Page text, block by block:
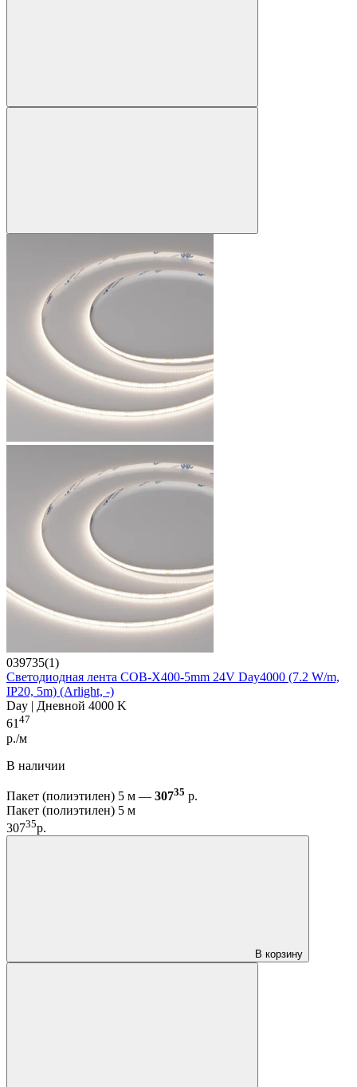
039735(1)
Светодиодная лента COB-X400-5mm 24V Day4000 (7.2 W/m,
IP20, 5m) (Arlight, -)
Day | Дневной 4000 K
6147
р./м
В наличии
Пакет (полиэтилен) 5 м — 30735 р.
Пакет (полиэтилен) 5 м
30735р.
В корзину